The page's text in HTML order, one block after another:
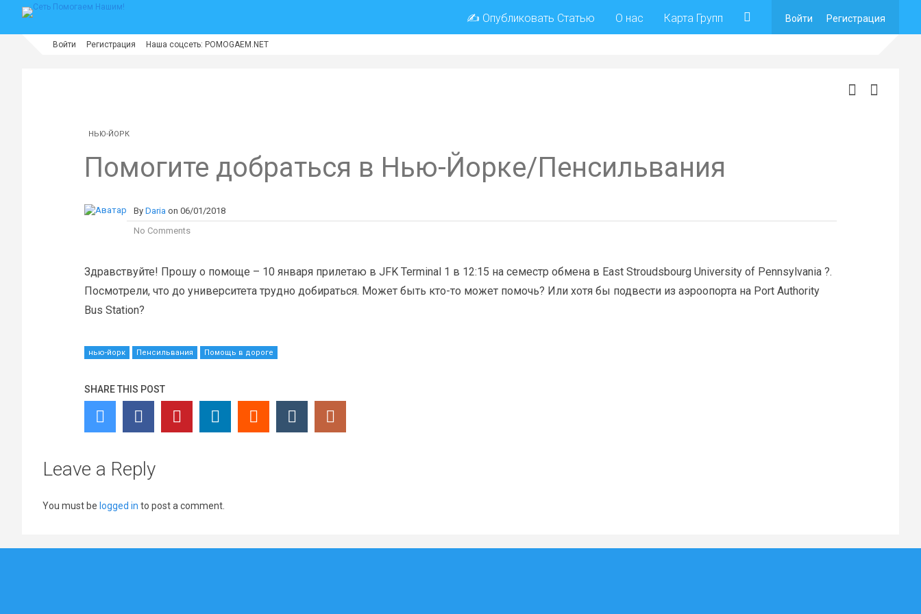
✍ Опубликовать Статью О нас Карта Групп Войти Регистрация
Войти Регистрация Наша соцсеть: POMOGAEM.NET
НЬЮ-ЙОРК
Помогите добраться в Нью-Йорке/Пенсильвания
By Daria on 06/01/2018
No Comments
Здравствуйте! Прошу о помоще – 10 января прилетаю в JFK Terminal 1 в 12:15 на семестр обмена в East Stroudsbourg University of Pennsylvania ?.
Посмотрели, что до университета трудно добираться. Может быть кто-то может помочь? Или хотя бы подвести из аэроопорта на Port Authority
Bus Station?
нью-йорк Пенсильвания Помощь в дороге
SHARE THIS POST
Leave a Reply
You must be logged in to post a comment.